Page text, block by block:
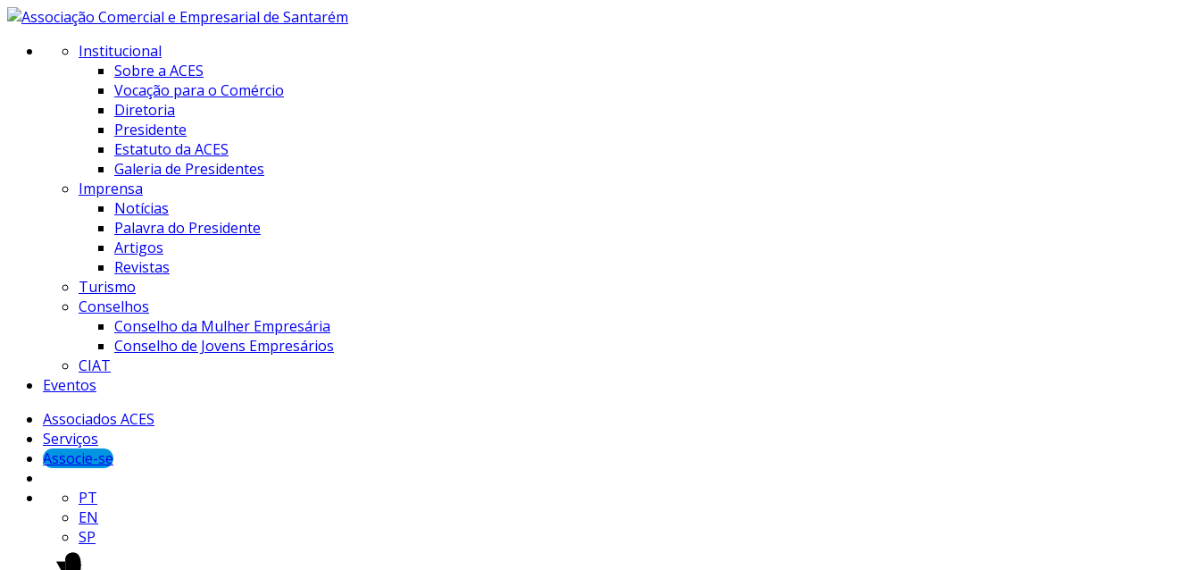
Institucional
Sobre a ACES
Vocação para o Comércio
Diretoria
Presidente
Estatuto da ACES
Galeria de Presidentes
Imprensa
Notícias
Palavra do Presidente
Artigos
Revistas
Turismo
Conselhos
Conselho da Mulher Empresária
Conselho de Jovens Empresários
CIAT
Eventos
Associados ACES
Serviços
Associe-se
PT
EN
SP